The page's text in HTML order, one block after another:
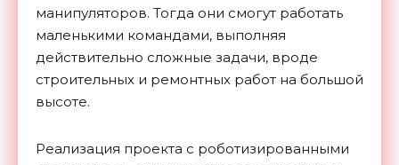
манипуляторов. Тогда они смогут работать
маленькими командами, выполняя
действительно сложные задачи, вроде
строительных и ремонтных работ на большой
высоте.
Реализация проекта с роботизированными